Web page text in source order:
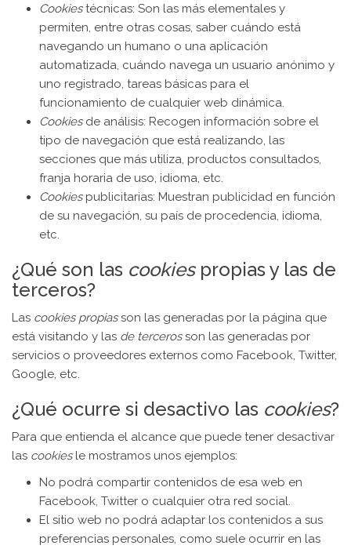
Cookiestécnicas: Son las más elementales y
permiten, entre otras cosas, saber cuándo está
navegando un humano o una aplicación
automatizada, cuándo navega un usuario anónimo y
uno registrado, tareas básicas para el
funcionamiento de cualquier web dinámica.
Cookiesde análisis: Recogen información sobre el
tipo de navegación que está realizando, las
secciones que más utiliza, productos consultados,
franja horaria de uso, idioma, etc.
Cookiespublicitarias: Muestran publicidad en función
de su navegación, su país de procedencia, idioma,
etc.
¿Qué son las cookiespropias y las de
terceros?
Las cookies propiasson las generadas por la página que
está visitando y las de tercerosson las generadas por
servicios o proveedores externos como Facebook, Twitter,
Google, etc.
¿Qué ocurre si desactivo las cookies?
Para que entienda el alcance que puede tener desactivar
las cookiesle mostramos unos ejemplos:
No podrá compartir contenidos de esa web en
Facebook, Twitter o cualquier otra red social.
El sitio web no podrá adaptar los contenidos a sus
preferencias personales, como suele ocurrir en las